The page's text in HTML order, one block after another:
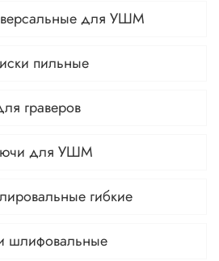
для УШМ
пильные
граверов
для УШМ
гибкие
шлифовальные